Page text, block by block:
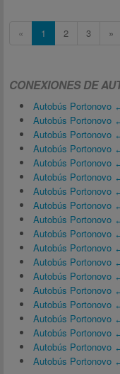
« 1 2 3 »
CONEXIONES DE
Autobús Portonovo
Autobús Portonovo
Autobús Portonovo
Autobús Portonovo
Autobús Portonovo
Autobús Portonovo
Autobús Portonovo
Autobús Portonovo
Autobús Portonovo
Autobús Portonovo
Autobús Portonovo
Autobús Portonovo
Autobús Portonovo
Autobús Portonovo
Autobús Portonovo
Autobús Portonovo
Autobús Portonovo
Autobús Portonovo
Autobús Portonovo